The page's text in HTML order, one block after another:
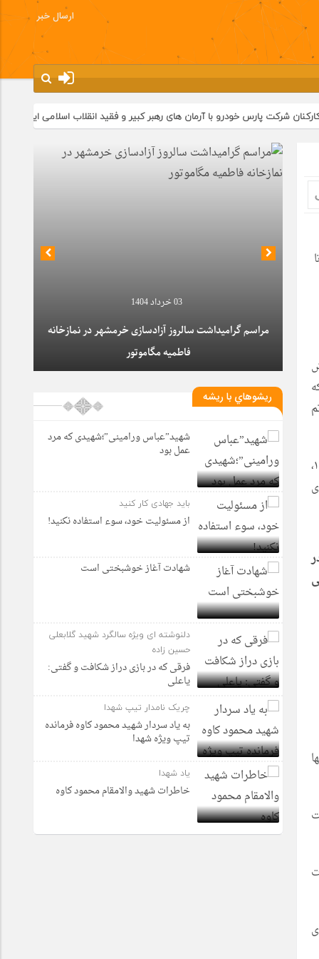
ارسال خبر
با آرمان های رهبر کبیر و فقید انقلاب اسلامی ایران مسابقات ورزشی
خاتم
ماجراى قیام ۱۵ خرداد ۱۳۴۲، تحصیل در محضر آیت‏الله سعیدى و شروع مبارزات، دستگیرى و شکنجه توسط عوامل شاه در سال ۱۳۵۲،
03 خرداد 1404
مراسم گرامیداشت سالروز آزادسازی خرمشهر در نمازخانه
فاطمیه مگاموتور
ريشوهاي با ريشه
شهید”عباس ورامینی”؛شهیدی که مرد
عمل بود
باید جهادی کار کنید
از مسئولیت خود، سوء استفاده نکنید!
شهادت آغاز خوشبختی است
دلنوشته ای ویژه سالگرد شهید گلابعلی
حسین زاده
فرقی که در بازی دراز شکافت و گفتی:
یاعلی
چریک نامدار تیپ شهدا
به یاد سردار شهید محمود کاوه فرمانده
تیپ ویژه شهدا
یاد شهدا
خاطرات شهید والامقام محمود کاوه‌